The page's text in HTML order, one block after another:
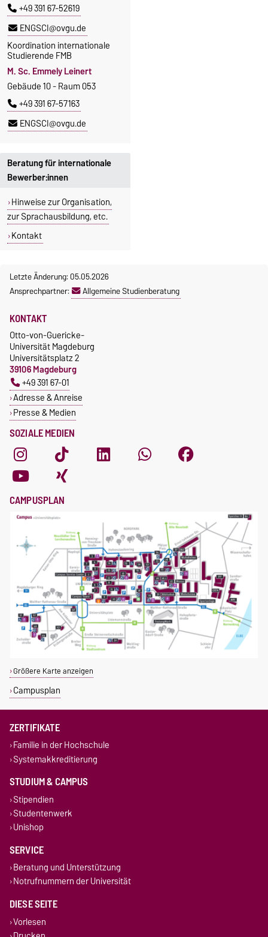
+49 391 67-52619
ENGSCI@ovgu.de
Koordination internationale
Studierende FMB
M. Sc. Emmely Leinert
Gebäude 10 - Raum 053
+49 391 67-57163
ENGSCI@ovgu.de
Beratung für internationale
Bewerber:innen
Hinweise zur Organisation,
zur Sprachausbildung, etc.
Kontakt
Letzte Änderung: 05.05.2026
Ansprechpartner:
Allgemeine Studienberatung
SOZIALE MEDIEN
KONTAKT
Otto-von-Guericke-
Universität Magdeburg
Universitätsplatz 2
39106 Magdeburg
+49 391 67-01
Adresse & Anreise
Presse & Medien
CAMPUSPLAN
Größere Karte anzeigen
Campusplan
ZERTIFIKATE
Familie in der Hochschule
Systemakkreditierung
STUDIUM & CAMPUS
Stipendien
Studentenwerk
Unishop
SERVICE
Beratung und Unterstützung
Notrufnummern der Universität
DIESE SEITE
Vorlesen